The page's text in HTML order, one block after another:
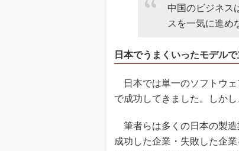
中国のビジネス
スを一気に進め
日本でうまくいったモデル
日本では単一のソフトウェ
で成功してきました。しか
筆者らは多くの日本の製造
成功した企業・失敗した企